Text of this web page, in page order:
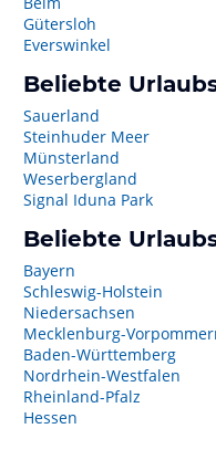
Gütersloh
Everswinkel
Beliebte
Sauerland
Steinhuder Meer
Münsterland
Weserbergland
Signal Iduna Park
Beliebte
Bayern
Schleswig-Holstein
Niedersachsen
Mecklenburg-
Baden-Württemberg
Nordrhein-Westfalen
Rheinland-Pfalz
Hessen